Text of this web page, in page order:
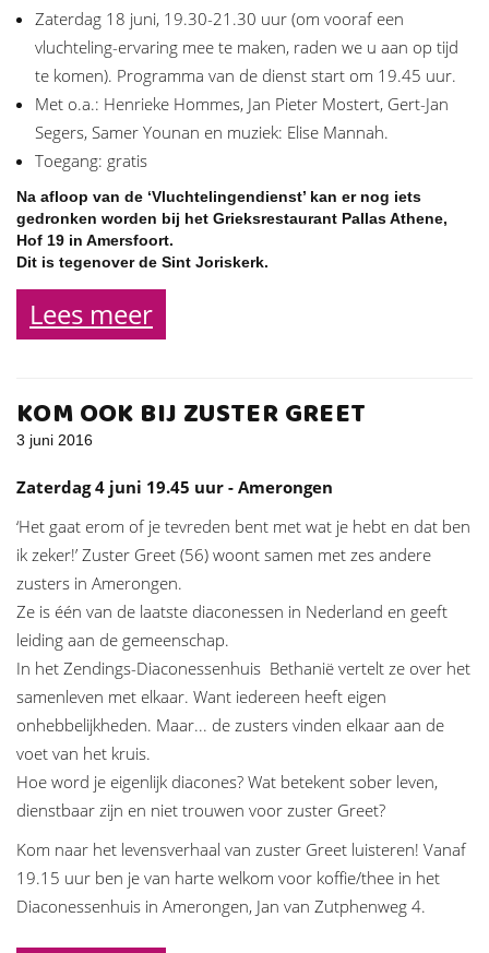
Zaterdag 18 juni, 19.30-21.30 uur (om vooraf een
vluchteling-ervaring mee te maken, raden we u aan op tijd
te komen). Programma van de dienst start om 19.45 uur.
Met o.a.: Henrieke Hommes, Jan Pieter Mostert, Gert-Jan
Segers, Samer Younan en muziek: Elise Mannah.
Toegang: gratis
Na afloop van de ‘Vluchtelingendienst’ kan er nog iets
gedronken worden bij het Grieksrestaurant Pallas Athene,
Hof 19 in Amersfoort.
Dit is tegenover de Sint Joriskerk.
Lees meer
KOM OOK BIJ ZUSTER GREET
3 juni 2016
Zaterdag 4 juni 19.45 uur - Amerongen
‘Het gaat erom of je tevreden bent met wat je hebt en dat ben
ik zeker!’ Zuster Greet (56) woont samen met zes andere
zusters in Amerongen.
Ze is één van de laatste diaconessen in Nederland en geeft
leiding aan de gemeenschap.
In het Zendings-Diaconessenhuis Bethanië vertelt ze over het
samenleven met elkaar. Want iedereen heeft eigen
onhebbelijkheden. Maar... de zusters vinden elkaar aan de
voet van het kruis.
Hoe word je eigenlijk diacones? Wat betekent sober leven,
dienstbaar zijn en niet trouwen voor zuster Greet?
Kom naar het levensverhaal van zuster Greet luisteren! Vanaf
19.15 uur ben je van harte welkom voor koffie/thee in het
Diaconessenhuis in Amerongen, Jan van Zutphenweg 4.